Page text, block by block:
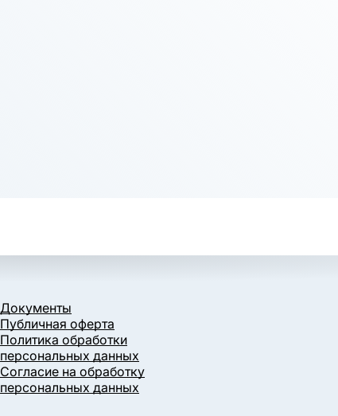
Документы
Публичная оферта
Политика обработки
персональных данных
Согласие на обработку
персональных данных